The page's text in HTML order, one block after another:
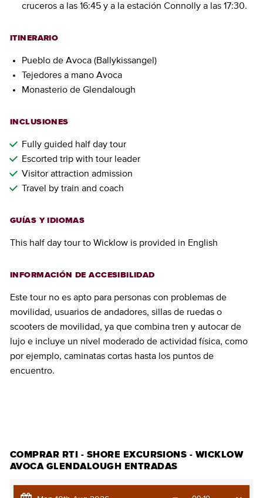
cruceros a las 16:45 y a la estación Connolly a las 17:30.
ITINERARIO
Pueblo de Avoca (Ballykissangel)
Tejedores a mano Avoca
Monasterio de Glendalough
INCLUSIONES
Fully guided half day tour
Escorted trip with tour leader
Visitor attraction admission
Travel by train and coach
GUÍAS Y IDIOMAS
This half day tour to Wicklow is provided in English
INFORMACIÓN DE ACCESIBILIDAD
Este tour no es apto para personas con problemas de
movilidad, usuarios de andadores, sillas de ruedas o
scooters de movilidad, ya que combina tren y autocar de
lujo e incluye un nivel moderado de actividad física, como
por ejemplo, caminatas cortas hasta los puntos de
encuentro.
COMPRAR RTI - SHORE EXCURSIONS - WICKLOW
AVOCA GLENDALOUGH ENTRADAS